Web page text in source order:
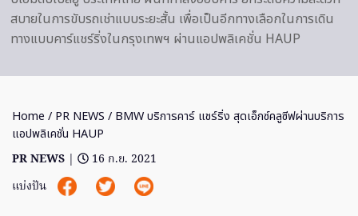
สบายในการขับรถเช่าแบบระยะสั้น เพื่อเป็นอีกทางเลือกในการเดิน
ทางแบบคาร์แชร์ริ่งในกรุงเทพฯ ผ่านแอปพลิเคชั่น HAUP
Home / PR NEWS / BMW บริการคาร์ แชร์ริ่ง สุดเอ็กซ์คลูซีฟผ่านบริการ
แอปพลิเคชั่น HAUP
PR NEWS |
16 ก.ย. 2021
แบ่งปัน